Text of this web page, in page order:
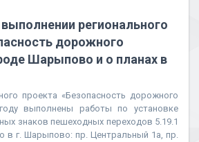
регионального
дорожного
Шарыпово и о планах в
проекта «Безопасность дорожного
выполнены работы по установке
знаков пешеходных переходов 5.19.1
в г. Шарыпово: пр. Центральный 1а, пр.